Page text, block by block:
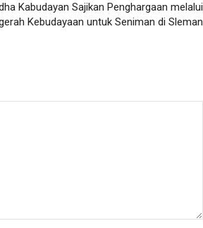
Kabudayan Sajikan Penghargaan melalui
Kebudayaan untuk Seniman di Sleman